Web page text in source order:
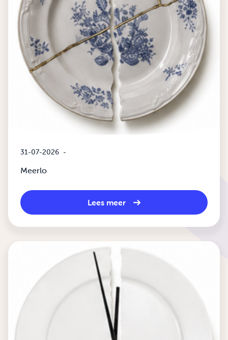
31-07-2026 -
Meerlo
Lees meer